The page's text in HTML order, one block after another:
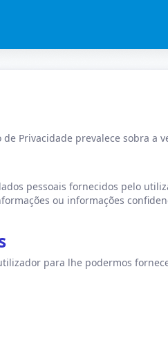
Privacidade prevalece sobra a
pessoais fornecidos pelo
ou informações
para lhe podermos